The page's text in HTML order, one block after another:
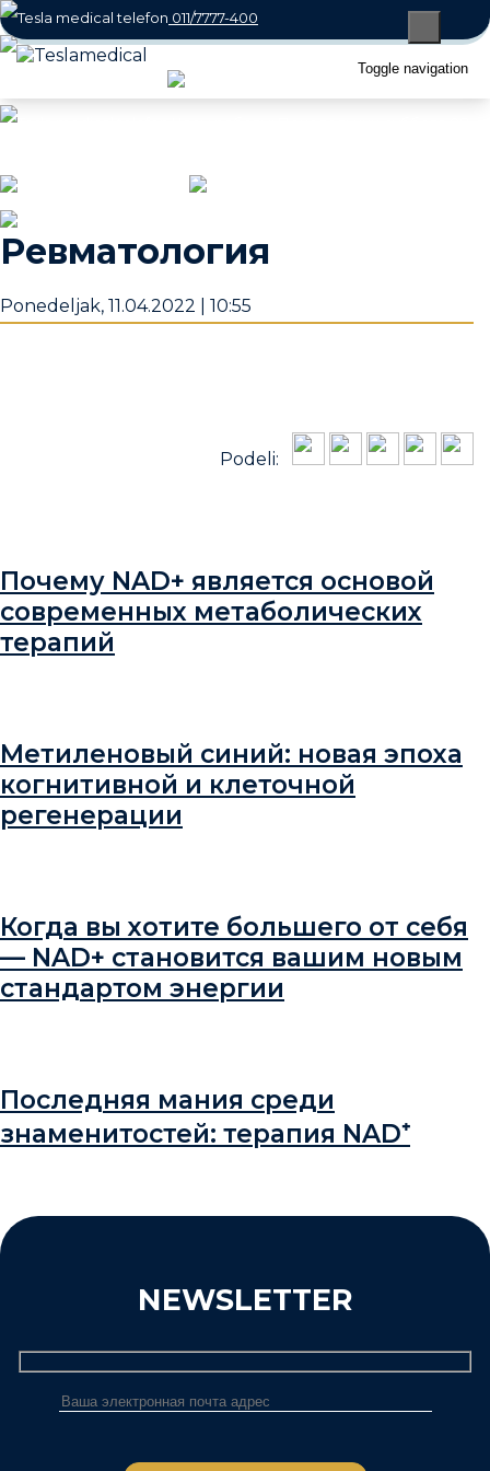
011/7777-400
Toggle navigation
Ревматология
Ponedeljak, 11.04.2022 | 10:55
Podeli:
Почему NAD+ является основой
современных метаболических
терапий
Метиленовый синий: новая эпоха
когнитивной и клеточной
регенерации
Когда вы хотите большего от себя
— NAD+ становится вашим новым
стандартом энергии
Последняя мания среди
знаменитостей: терапия NAD⁺
NEWSLETTER